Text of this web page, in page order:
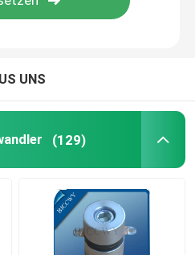
Disketten
UNS
(129)